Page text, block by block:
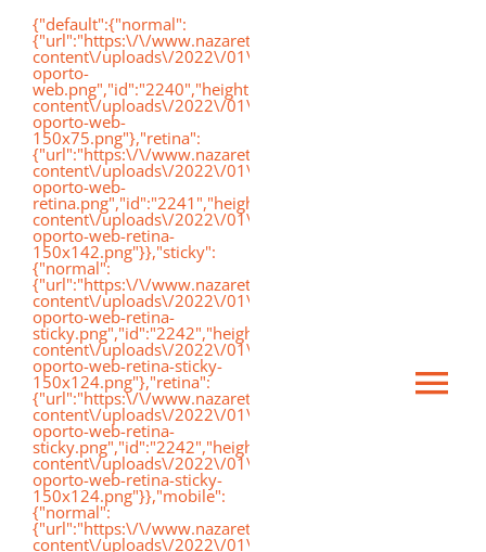
Saltar
contenido
{"default":{"normal":
{"url":"https:\/\/www.nazaretoporto.org\/wp-
content\/uploads\/2022\/01\/logo-
oporto-
content\/uploads\/2022\/01\/logo-
oporto-web-
150x75.png"},"retina":
{"url":"https:\/\/www.nazaretoporto.org\/wp-
content\/uploads\/2022\/01\/logo-
oporto-web-
content\/uploads\/2022\/01\/logo-
oporto-web-retina-
150x142.png"}},"sticky":
{"normal":
{"url":"https:\/\/www.nazaretoporto.org\/wp-
content\/uploads\/2022\/01\/logo-
oporto-web-retina-
content\/uploads\/2022\/01\/logo-
oporto-web-retina-sticky-
150x124.png"},"retina":
{"url":"https:\/\/www.nazaretoporto.org\/wp-
content\/uploads\/2022\/01\/logo-
oporto-web-retina-
content\/uploads\/2022\/01\/logo-
oporto-web-retina-sticky-
150x124.png"}},"mobile":
{"normal":
{"url":"https:\/\/www.nazaretoporto.org\/wp-
content\/uploads\/2022\/01\/logo-
Inicio
Conócenos